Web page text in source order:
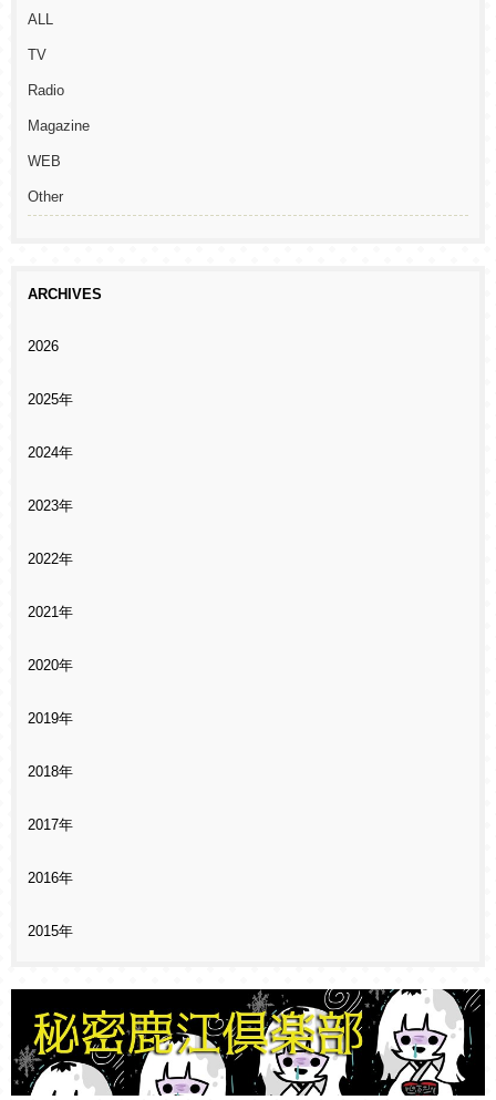
ALL
TV
Radio
Magazine
WEB
Other
ARCHIVES
2026
2025年
2024年
2023年
2022年
2021年
2020年
2019年
2018年
2017年
2016年
2015年